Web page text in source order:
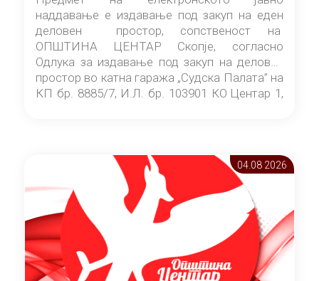
наддавање е издавање под закуп на еден
деловен простор, сопственост на
ОПШТИНА ЦЕНТАР Скопје, согласно
Одлука за издавање под закуп на деловен
простор во катна гаража „Судска Палата” на
КП бр. 8885/7, И.Л. бр. 103901 КО Центар 1,
Скопје” број 9/2026), за времетраење од 3
(три) години од денот на потпишувањето на
Договорот за закуп со најповолниот
понудувач.
04.08 2026